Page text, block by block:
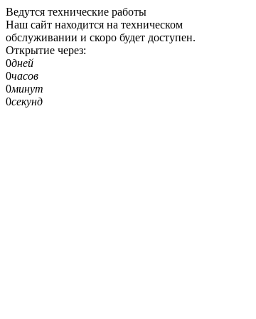
Ведутся технические работы
Наш сайт находится на техническом
обслуживании и скоро будет доступен.
Открытие через:
0дней
0часов
0минут
0секунд